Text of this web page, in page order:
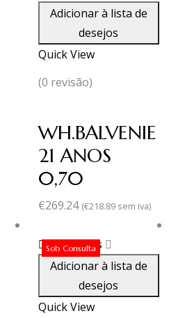
Adicionar à lista de
desejos
Quick View
(0 revisão)
WH.BALVENIE
21 ANOS
0,70
€269.24 (€218.89 sem iva)
Sob Consulta
Ler mais
Adicionar à lista de
desejos
Quick View